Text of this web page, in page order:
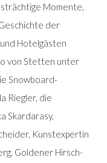
Momente,
der
Hotelgästen
von Stetten unter
Snowboard-
Riegler, die
Skardarasy,
Kunstexpertin
Goldener Hirsch-